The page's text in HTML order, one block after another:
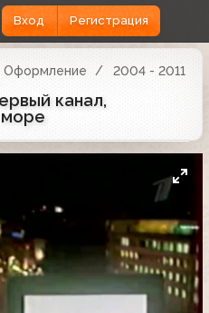
Вход Регистрация
Оформление 2004 - 2011
канал,
море